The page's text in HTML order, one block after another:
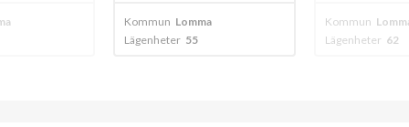
Kommun Lomma
Lägenheter 62
Kommun
Lägenheter 35